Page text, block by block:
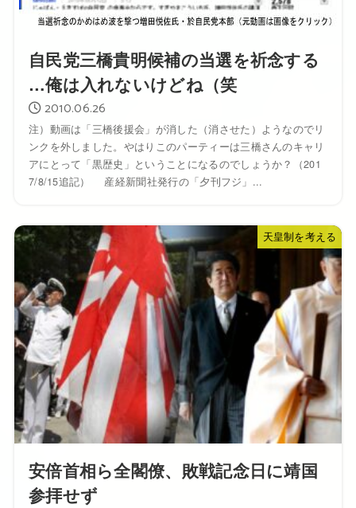
自民党三橋貴明候補の当選を祈念する
…俺は入れないけどね（笑
2010.06.26
注）動画は「三橋後援会」が消した（消させた）ようなのでリ
ンクを外しました。やはりこのパーティーは三橋さんのキャリ
アにとって「黒歴史」ということになるのでしょうか？（201
7/8/15追記） 産経新聞社発行の「夕刊フジ」...
天皇制を考える
安倍首相ら全閣僚、敗戦記念日に靖国
参拝せず